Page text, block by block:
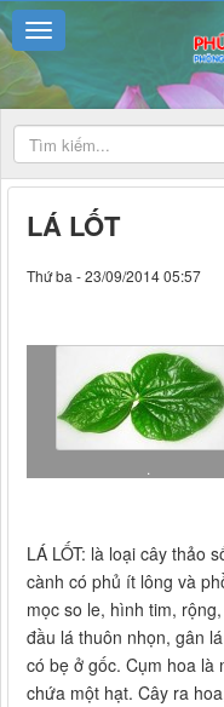
LÁ LỐT
Thứ ba - 23/09/2014 05:57
.
LÁ LỐT: là loại cây thảo
cành có phủ ít lông và
mọc so le, hình tim,
đầu lá thuôn nhọn, gân
có bẹ ở gốc. Cụm hoa là
chứa một hạt. Cây ra